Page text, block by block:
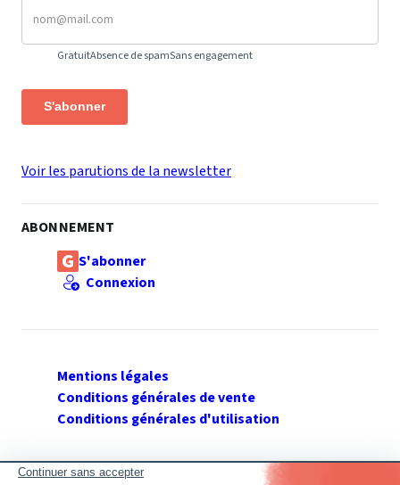
GratuitAbsence de spamSans engagement
S'abonner
Voir les parutions de la newsletter
ABONNEMENT
S'abonner
Connexion
Mentions légales
Conditions générales de vente
Conditions générales d'utilisation